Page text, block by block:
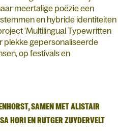
meertalige poëzie een
en hybride identiteiten
'Multilingual Typewritten
plekke gepersonaliseerde
op festivals en
SAMEN MET ALISTAIR
HORI EN RUTGER ZUYDERVELT